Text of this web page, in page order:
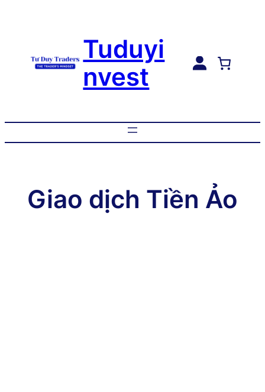
Tuduyi
nvest
Giao dịch Tiền Ảo